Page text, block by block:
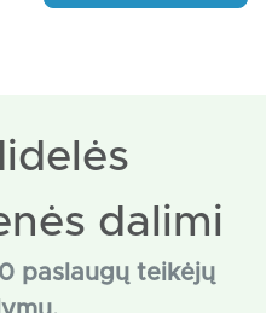
dalimi
paslaugų teikėjų